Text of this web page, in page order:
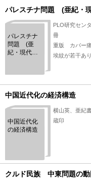
パレスチナ問題 (亜紀・
パレスチナ
問題 (亜
紀・現代史
PLO研究セン
冊
重版 カバー
埃紋が若干あ
中国近代化の経済構造
中国近代化
の経済構造
横山英、亜紀
蔵印
クルド民族 中東問題の動